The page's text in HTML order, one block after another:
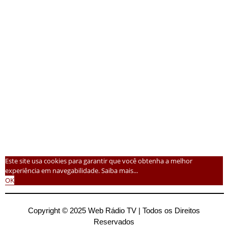
Este site usa cookies para garantir que você obtenha a melhor
experiência em navegabilidade.Saiba mais...
OK
Copyright © 2025 Web Rádio TV | Todos os Direitos
Reservados